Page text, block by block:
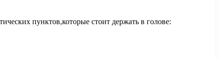
пунктов,которые стоит держать в голове: